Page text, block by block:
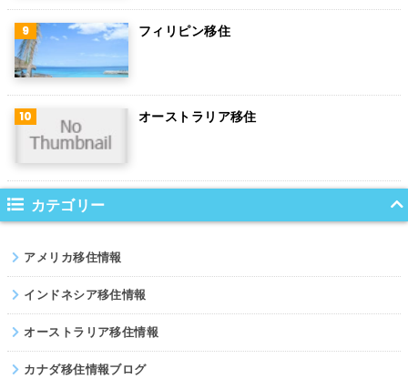
ハンガリー
ポーランド
南アフリカ
サウジアラビア
コロンビア
ノルウェー
ネパール
パキスタン
フィリピン移住
オーストラリア移住
カテゴリー
アメリカ移住情報
インドネシア移住情報
オーストラリア移住情報
カナダ移住情報ブログ